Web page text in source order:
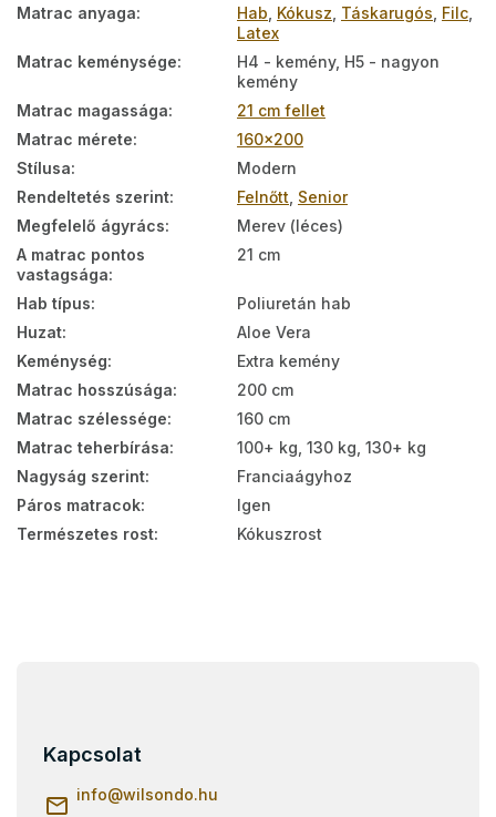
Matrac anyaga: Hab Kókusz Táskarugós Filc
Latex
Matrac keménysége:
H4 - kemény, H5 - nagyon
kemény
Matrac magassága:
21 cm fellet
Matrac mérete:
160x200
Stílusa:
Modern
Rendeltetés szerint: Felnőtt Senior
Megfelelő ágyrács:
Merev (léces)
A matrac pontos
vastagsága:
21 cm
Hab típus:
Poliuretán hab
Huzat:
Aloe Vera
Keménység:
Extra kemény
Matrac hosszúsága:
200 cm
Matrac szélessége:
160 cm
Matrac teherbírása:
100+ kg, 130 kg, 130+ kg
Nagyság szerint:
Franciaágyhoz
Páros matracok:
Igen
Természetes rost: Kókuszrost
Kapcsolat
info@wilsondo.hu